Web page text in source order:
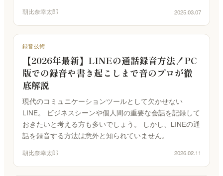
帯域別マキシマイザー｜音を大きく、音を変えず
KUON PIANO
ピアノ調律｜ブラウザで精密チューニング
Kuon TEAM
合言葉方式のチーム編集｜3 人と録音を編集
空音ルック
KUON ARTWORK
画像変換 (無料)｜ジャケット・サムネイルを規定ど
朝比奈幸太郎 2025.03.07
録音技術
【2026年最新】LINEの通話録音方法！PC
版での録音や書き起こしまで音のプロが徹
底解説
現代のコミュニケーションツールとして欠かせない
LINE。 ビジネスシーンや個人間の重要な会話を記録して
おきたいと考える方も多いでしょう。 しかし、LINEの通
話を録音する方法は意外と知られていません。
朝比奈幸太郎 2026.02.11